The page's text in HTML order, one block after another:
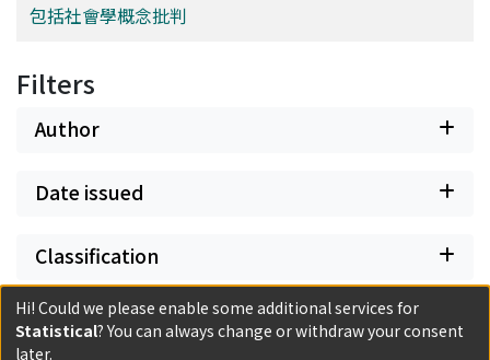
包括社會學概念批判
Filters
Author
Date issued
Classification
Document Type
Hi! Could we please enable some additional services for
Statistical? You can always change or withdraw your consent
later.